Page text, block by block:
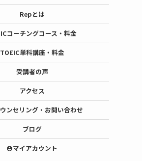
Repとは
コーチングコース・料金
TOEIC単科講座・料金
受講者の声
アクセス
ンセリング・お問い合わせ
ブログ
account_circleマイアカウント